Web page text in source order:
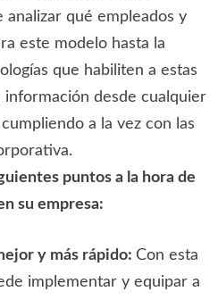
analizar qué empleados y
este modelo hasta la
que habiliten a estas
información desde cualquier
a la vez con las
puntos a la hora de
su empresa:
y más rápido: Con esta
implementar y equipar a